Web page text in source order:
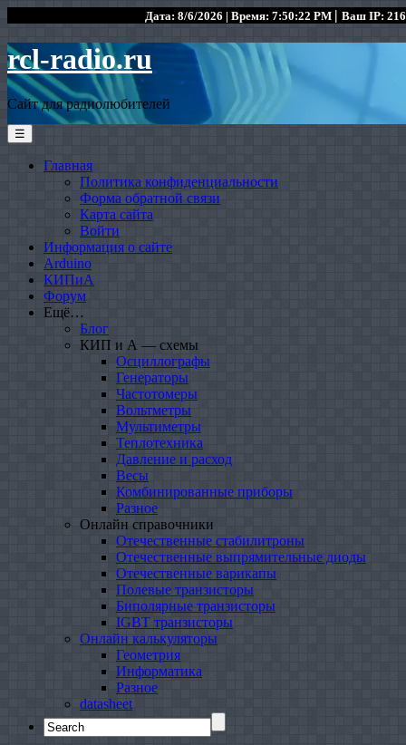
Дата: 8/6/2026 | Время: 7:50:22 PM | Ваш IP:
rcl-radio.ru
Сайт для радиолюбителей
☰
Главная
Политика конфиденциальности
Форма обратной связи
Карта сайта
Войти
Информация о сайте
Arduino
КИПиА
Форум
Ещё…
Блог
КИП и А — схемы
Осциллографы
Генераторы
Частотомеры
Вольтметры
Мультиметры
Теплотехника
Давление и расход
Весы
Комбинированные приборы
Разное
Онлайн справочники
Отечественные стабилитроны
Отечественные выпрямительные диоды
Отечественные варикапы
Полевые транзисторы
Биполярные транзисторы
IGBT транзисторы
Онлайн калькуляторы
Геометрия
Информатика
Разное
datasheet
Search
for: